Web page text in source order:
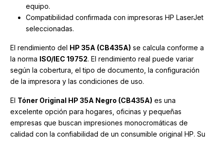
equipo.
Compatibilidad confirmada con impresoras HP LaserJet
seleccionadas.
El rendimiento del HP 35A (CB435A) se calcula conforme a
la norma ISO/IEC 19752. El rendimiento real puede variar
según la cobertura, el tipo de documento, la configuración
de la impresora y las condiciones de uso.
El Tóner Original HP 35A Negro (CB435A) es una
excelente opción para hogares, oficinas y pequeñas
empresas que buscan impresiones monocromáticas de
calidad con la confiabilidad de un consumible original HP. Su